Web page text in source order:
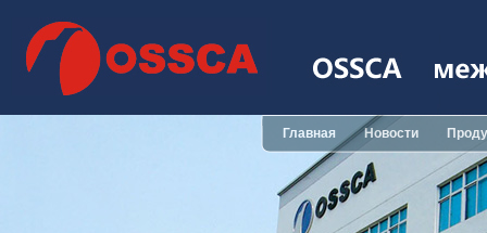
Главная Новости